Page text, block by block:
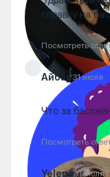
справку на
Посмотреть
Айбар31 июля
Что за
Посмотреть
Yelena31 июля